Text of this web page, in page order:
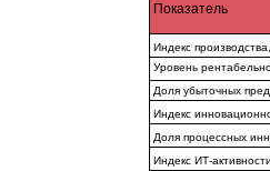
Показатель
Индекс
Уровень
Доля убыточных
Индекс
Доля процессных
Индекс ИТ-